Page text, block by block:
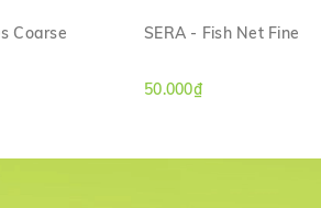
Coarse SERA - Fish Net Fine
50.000₫